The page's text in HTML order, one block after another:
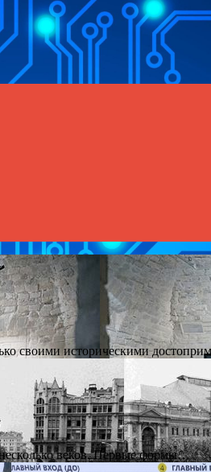
своими историческими
веков. Первые формы…